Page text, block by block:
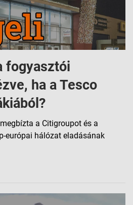
fogyasztói
ha a Tesco
a Citigroupot és a
európai hálózat eladásának